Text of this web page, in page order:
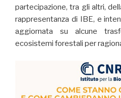
partecipazione, tra gli altri,
rappresentanza di IBE, e
aggiornata su alcune
ecosistemi forestali per